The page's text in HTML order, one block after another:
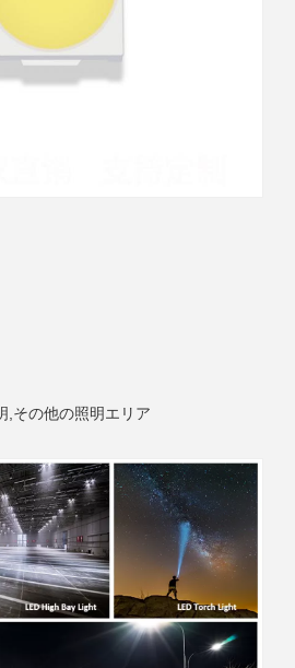
,その他の照明エリア